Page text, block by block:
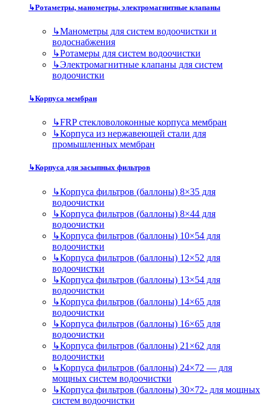
↳Ротаметры, манометры, электромагнитные клапаны
↳Манометры для систем водоочистки и
водоснабжения
↳Ротамеры для систем водоочистки
↳Электромагнитные клапаны для систем
водоочистки
↳Корпуса мембран
↳FRP стекловолоконные корпуса мембран
↳Корпуса из нержавеющей стали для
промышленных мембран
↳Корпуса для засыпных фильтров
↳Корпуса фильтров (баллоны) 8×35 для
водоочистки
↳Корпуса фильтров (баллоны) 8×44 для
водоочистки
↳Корпуса фильтров (баллоны) 10×54 для
водоочистки
↳Корпуса фильтров (баллоны) 12×52 для
водоочистки
↳Корпуса фильтров (баллоны) 13×54 для
водоочистки
↳Корпуса фильтров (баллоны) 14×65 для
водоочистки
↳Корпуса фильтров (баллоны) 16×65 для
водоочистки
↳Корпуса фильтров (баллоны) 21×62 для
водоочистки
↳Корпуса фильтров (баллоны) 24×72 — для
мощных систем водоочистки
↳Корпуса фильтров (баллоны) 30×72- для мощных
систем водоочистки